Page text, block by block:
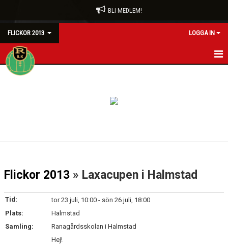
BLI MEDLEM!
FLICKOR 2013 LOGGA IN
HEM
KONTAKT
Flickor 2013 » Laxacupen i Halmstad
Tid:
tor 23 juli, 10:00 - sön 26 juli, 18:00
Plats:
Halmstad
Samling:
Ranagårdsskolan i Halmstad
Hej!